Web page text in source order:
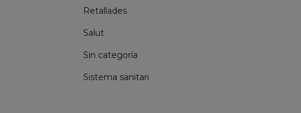
Retallades
Salut
Sin categoría
Sistema sanitari